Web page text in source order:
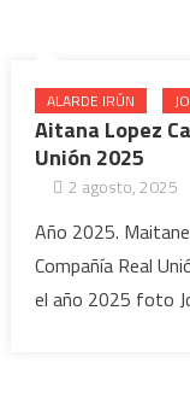
ALARDE IRÚN
Aitana Lopez
Unión 2025
2 agosto, 2025
Año 2025.
Compañía Real
el año 2025 foto